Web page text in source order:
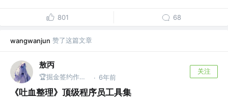
801 68
wangwanjun 赞了这篇文章
敖丙
🏆掘金签约作者 @微信搜：敖丙 · 6年前
关注
《吐血整理》顶级程序员工具集